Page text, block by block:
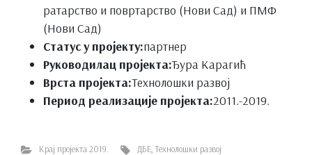
ратарство и повртарство (Нови Сад) и ПМФ
(Нови Сад)
Статус у пројекту:партнер
Руководилац пројекта:Ђура Карагић
Врста пројекта:Технолошки развој
Период реализације пројекта:2011.-2019.
Крај пројекта 2019. ДБЕ ,Технолошки развој